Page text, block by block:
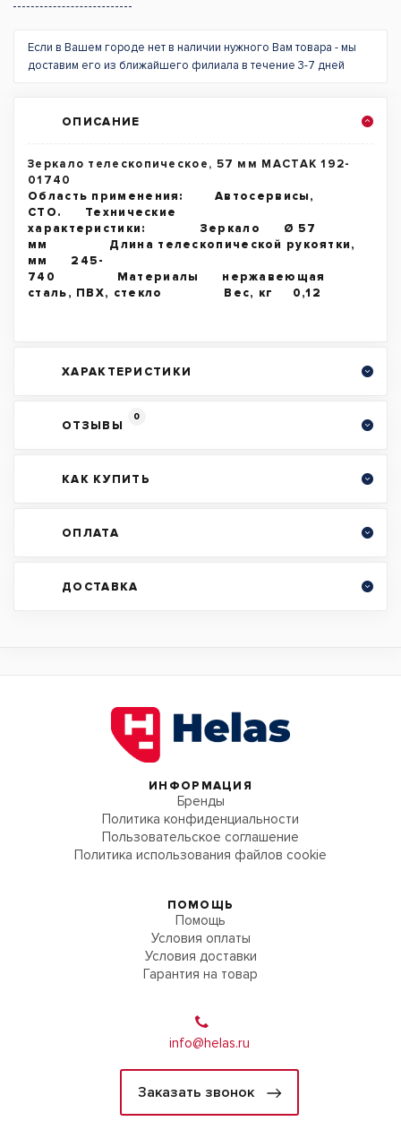
Если в Вашем городе нет в наличии нужного Вам товара - мы
доставим его из ближайшего филиала в течение 3-7 дней
ОПИСАНИЕ
Зеркало телескопическое, 57 мм МАСТАК 192-
01740
Область применения: Автосервисы,
СТО. Технические
характеристики: Зеркало Ø 57
мм Длина телескопической рукоятки,
мм 245-
740 Материалы нержавеющая
сталь, ПВХ, стекло Вес, кг 0,12
ХАРАКТЕРИСТИКИ
ОТЗЫВЫ
0
КАК КУПИТЬ
ОПЛАТА
ДОСТАВКА
ИНФОРМАЦИЯ
Бренды
Политика конфиденциальности
Пользовательское соглашение
Политика использования файлов cookie
ПОМОЩЬ
Помощь
Условия оплаты
Условия доставки
Гарантия на товар
info@helas.ru
Заказать звонок